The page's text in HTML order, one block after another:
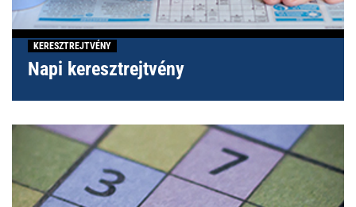
KERESZTREJTVÉNY
Napi keresztrejtvény